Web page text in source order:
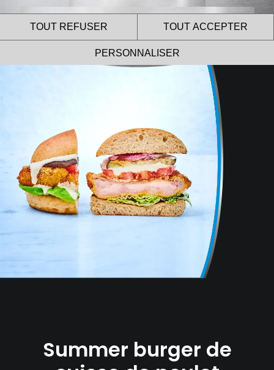
Summer burger de
Le site internet Le Gaulois
Professionnel utilise des
cookies !
Nous utilisons des cookies pour nous assurer du bon
fonctionnement de notre site et à des fins analytiques.
Vous pouvez changer d’avis à tout moment en cliquant sur
l’icône présente sur chaque page de notre site.
En autorisant ces services tiers, vous acceptez le dépôt et la
lecture de cookies et l’utilisation de technologies de suivi
TOUT REFUSER TOUT ACCEPTER
PERSONNALISER